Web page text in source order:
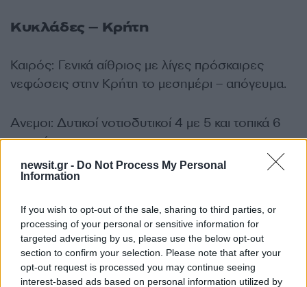
newsit.gr - Do Not Process My Personal
Information
If you wish to opt-out of the sale, sharing to third parties, or
processing of your personal or sensitive information for
targeted advertising by us, please use the below opt-out
section to confirm your selection. Please note that after your
opt-out request is processed you may continue seeing
interest-based ads based on personal information utilized by
Κυκλάδες – Κρήτη
Καιρός: Γενικά αίθριος με λίγες πρόσκαιρες
νεφώσεις στην Κρήτη το μεσημέρι – απόγευμα.
Ανεμοι: Δυτικοί νοτιοδυτικοί 4 με 5 και τοπικά 6
μποφόρ.
Θερμοκρασία: Από 14 έως 22 βαθμούς
Νησιά Ανατολικού Αιγαίου –
Δωδεκάνησα